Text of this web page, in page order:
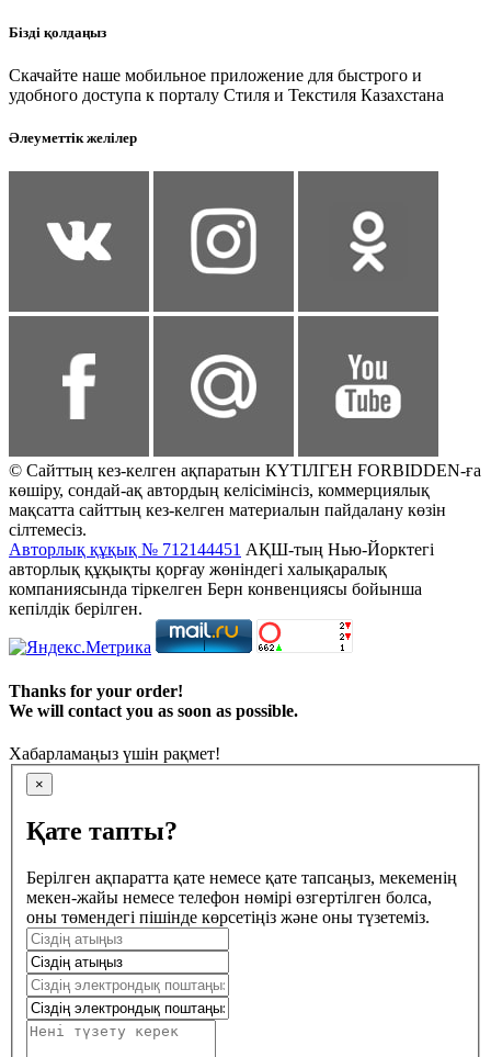
Бізді қолдаңыз
Скачайте наше мобильное приложение для быстрого и
удобного доступа к порталу Стиля и Текстиля Казахстана
Әлеуметтік желілер
© Сайттың кез-келген ақпаратын КҮТІЛГЕН FORBIDDEN-ға
көшіру, сондай-ақ автордың келісімінсіз, коммерциялық
мақсатта сайттың кез-келген материалын пайдалану көзін
сілтемесіз.
Авторлық құқық № 712144451 АҚШ-тың Нью-Йорктегі
авторлық құқықты қорғау жөніндегі халықаралық
компаниясында тіркелген Берн конвенциясы бойынша
кепілдік берілген.
Thanks for your order!
We will contact you as soon as possible.
Хабарламаңыз үшін рақмет!
×
Қате тапты?
Берілген ақпаратта қате немесе қате тапсаңыз, мекеменің
мекен-жайы немесе телефон нөмірі өзгертілген болса,
оны төмендегі пішінде көрсетіңіз және оны түзетеміз.